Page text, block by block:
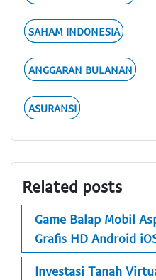
SAHAM INDONESIA
ANGGARAN BULANAN
ASURANSI
Related posts
Game Balap Mobil
Grafis HD Android
Investasi Tanah